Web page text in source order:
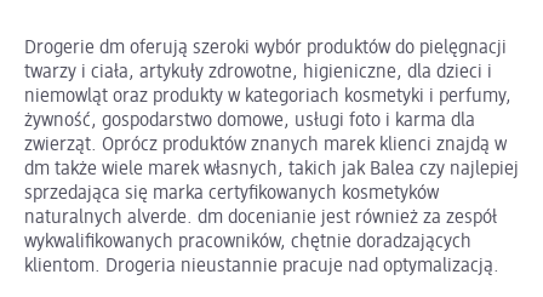
Drogerie dm oferują szeroki wybór produktów do pielęgnacji
twarzy i ciała, artykuły zdrowotne, higieniczne, dla dzieci i
niemowląt oraz produkty w kategoriach kosmetyki i perfumy,
żywność, gospodarstwo domowe, usługi foto i karma dla
zwierząt. Oprócz produktów znanych marek klienci znajdą w
dm także wiele marek własnych, takich jak Balea czy najlepiej
sprzedająca się marka certyfikowanych kosmetyków
naturalnych alverde. dm docenianie jest również za zespół
wykwalifikowanych pracowników, chętnie doradzających
klientom. Drogeria nieustannie pracuje nad optymalizacją.